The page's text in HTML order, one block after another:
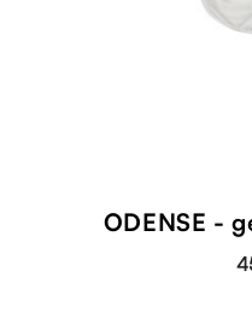
ODENSE -